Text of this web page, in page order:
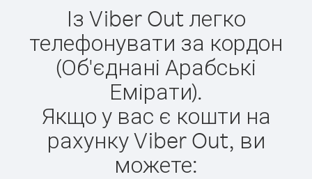
Із Viber Out легко
телефонувати за кордон
(Об'єднані Арабські
Емірати).
Якщо у вас є кошти на
рахунку Viber Out, ви
можете: